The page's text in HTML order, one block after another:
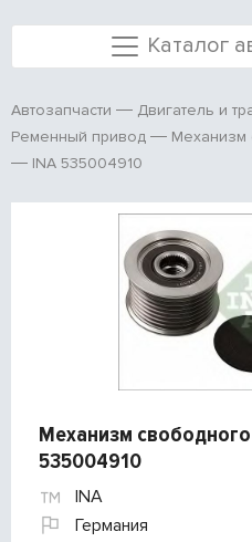
Каталог
Автозапчасти Двигатель и
Ременный привод
Механизм
INA 535004910
Механизм
535004910
INA
Германия